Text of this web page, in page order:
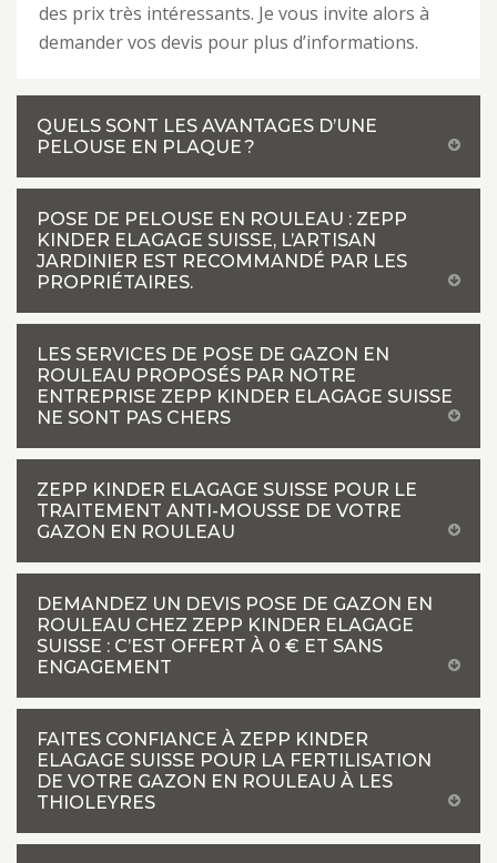
des prix très intéressants. Je vous invite alors à
demander vos devis pour plus d’informations.
QUELS SONT LES AVANTAGES D’UNE
PELOUSE EN PLAQUE ?
POSE DE PELOUSE EN ROULEAU : ZEPP
KINDER ELAGAGE SUISSE, L’ARTISAN
JARDINIER EST RECOMMANDÉ PAR LES
PROPRIÉTAIRES.
LES SERVICES DE POSE DE GAZON EN
ROULEAU PROPOSÉS PAR NOTRE
ENTREPRISE ZEPP KINDER ELAGAGE SUISSE
NE SONT PAS CHERS
ZEPP KINDER ELAGAGE SUISSE POUR LE
TRAITEMENT ANTI-MOUSSE DE VOTRE
GAZON EN ROULEAU
DEMANDEZ UN DEVIS POSE DE GAZON EN
ROULEAU CHEZ ZEPP KINDER ELAGAGE
SUISSE : C’EST OFFERT À 0 € ET SANS
ENGAGEMENT
FAITES CONFIANCE À ZEPP KINDER
ELAGAGE SUISSE POUR LA FERTILISATION
DE VOTRE GAZON EN ROULEAU À LES
THIOLEYRES